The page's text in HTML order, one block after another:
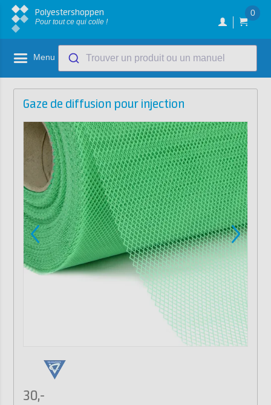
Polyestershoppen
Pour tout ce qui colle !
0
Menu Trouver un produit ou un manuel
Gaze de diffusion pour injection
30,-